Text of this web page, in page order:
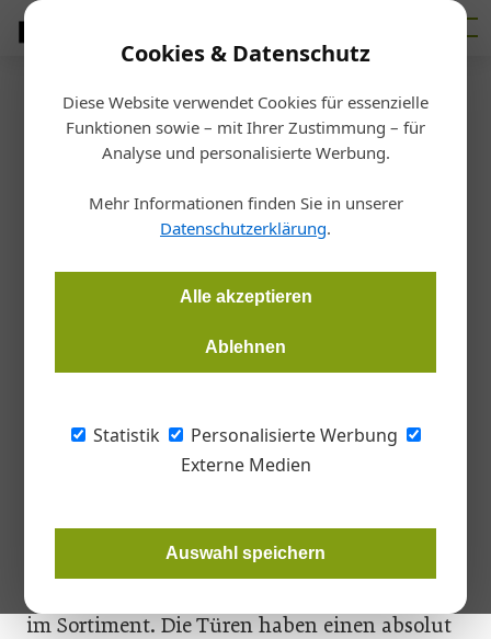
Cookies & Datenschutz
Diese Website verwendet Cookies für essenzielle
Funktionen sowie – mit Ihrer Zustimmung – für
Analyse und personalisierte Werbung.
Mehr Informationen finden Sie in unserer
Datenschutzerklärung.
Alle akzeptieren
Ablehnen
Statistik
Personalisierte Werbung
Externe Medien
Auswahl speichern
Startseite/Allgemein
Spezialbeschlag für
Holzschiebetüren
Hawa nimmt mit „Junior 80 B Pocket" einen Spezialbeschlag
für Holzschiebetüren ins Sortiment auf.
Der Schweizer Schiebebeschlagsspezialist
Hawa hat seine Produktfamilie Hawa Junior
der Variante Junior 80 B Pocket­ hat man jetzt
auch einen Spezialbeschlag für
im Sortiment. Die Türen haben einen absolut